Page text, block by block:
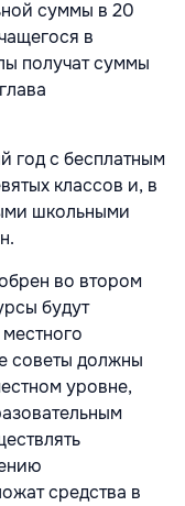
суммы в 20
в
получат суммы
год с бесплатным
классов и, в
школьными
во втором
будут
советы должны
уровне,
средства в